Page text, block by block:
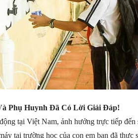
Phụ Huynh Đã Có Lời Giải Đáp!
tại Việt Nam, ảnh hưởng trực tiếp
tại trường học của con em bạn đã